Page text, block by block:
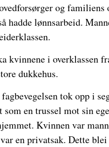
og familiens
hadde lønnsarbeid.
kvinnene i overklassen
dukkehus.
tok opp i
en trussel mot sin
Kvinnen var
en privatsak. Dette blei